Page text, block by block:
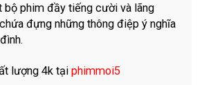
bộ phim đầy tiếng cười và lãng
đựng những thông điệp ý nghĩa
lượng 4k tạiphimmoi5